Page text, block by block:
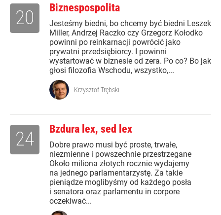
Biznespospolita
Jesteśmy biedni, bo chcemy być biedni Leszek
Miller, Andrzej Raczko czy Grzegorz Kołodko
powinni po reinkarnacji powrócić jako
prywatni przedsiębiorcy. I powinni
wystartować w biznesie od zera. Po co? Bo jak
głosi filozofia Wschodu, wszystko,...
20
Krzysztof Trębski
Bzdura lex, sed lex
Dobre prawo musi być proste, trwałe,
niezmienne i powszechnie przestrzegane
Około miliona złotych rocznie wydajemy
na jednego parlamentarzystę. Za takie
pieniądze moglibyśmy od każdego posła
i senatora oraz parlamentu in corpore
oczekiwać...
24